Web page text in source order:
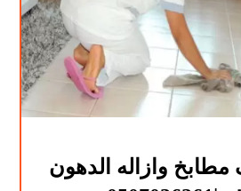
وازاله الدهون